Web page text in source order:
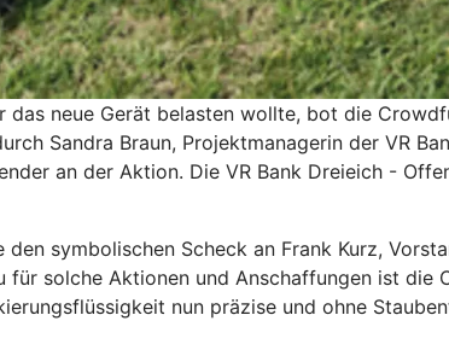
neue Gerät belasten wollte, bot die
Sandra Braun, Projektmanagerin der VR
an der Aktion. Die VR Bank Dreieich -
symbolischen Scheck an Frank Kurz,
für solche Aktionen und Anschaffungen ist
nun präzise und ohne